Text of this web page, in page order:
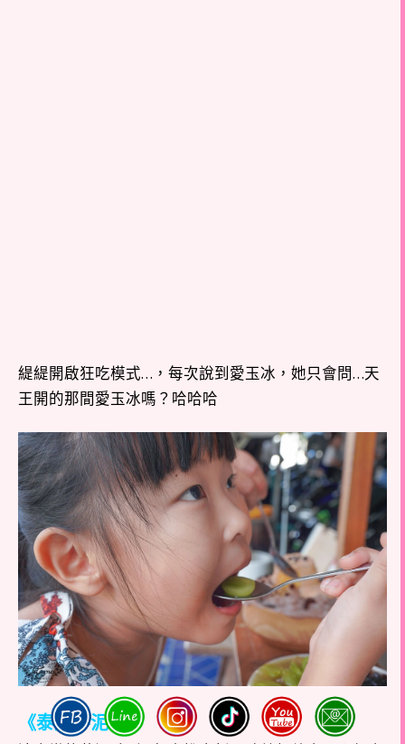
緹緹開啟狂吃模式…，每次說到愛玉冰，她只會問…天
王開的那間愛玉冰嗎？哈哈哈
《泰奶芋泥冰》